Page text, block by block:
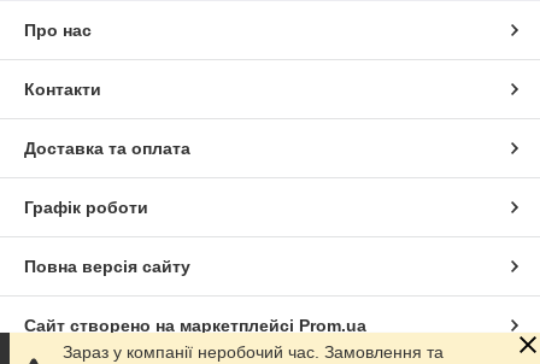
Про нас
Контакти
Доставка та оплата
Графік роботи
Повна версія сайту
Сайт створено на маркетплейсі Prom.ua
Зараз у компанії неробочий час. Замовлення та